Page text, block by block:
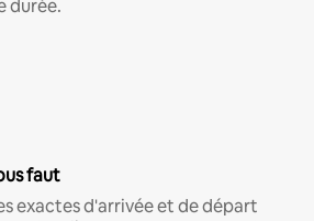
durée.
faut
exactes d'arrivée et de départ